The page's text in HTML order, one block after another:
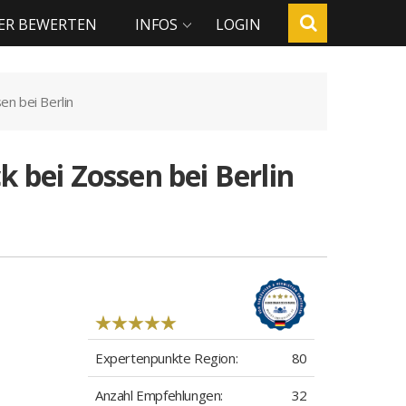
BEWERTEN INFOS LOGIN
bei Berlin
bei Zossen bei Berlin
Expertenpunkte Region: 80
Anzahl Empfehlungen: 32